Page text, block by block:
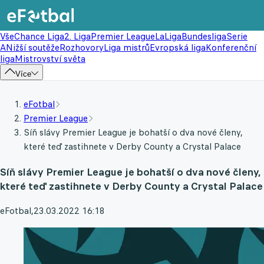
VšeChance Liga2. LigaPremier LeagueLaLigaBundesligaSerie
ANižší soutěžeRozhovoryLiga mistrůEvropská ligaKonferenční
ligaMistrovství světa
Více
eFotbal
Premier League
Síň slávy Premier League je bohatší o dva nové členy,
které teď zastihnete v Derby County a Crystal Palace
Síň slávy Premier League je bohatší o dva nové členy,
které teď zastihnete v Derby County a Crystal Palace
eFotbal,23.03.2022 16:18